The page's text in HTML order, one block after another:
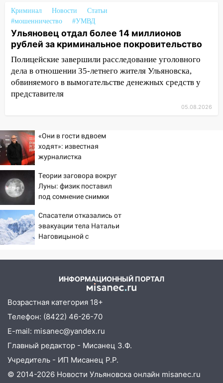
19:14
Житель Ульяновской области
подвез троих незнакомцев на трассе и
заработал уголовное дело
18:14
Ульяновской области
18:00 Мотофристайл, рок и силовой
экстрим: в Ульяновске пройдет
августа после рабочего дня: список АЗС
17:05
«Обыск» по видеосвязи: в
Ульяновске задержали 19-летнюю
сообщницу мошенников
16:12
Едва не перерезал горло: в
Вешкайме посиделки с судимым
знакомым закончились для женщины
больницей
16:06
Ульяновец отдал более 14
покровительство
15:32
летнего мопедиста
В Ульяновске после тройного ДТП
госпитализировали 25-летнего байкера
Криминал Новости
Статьи
#мошенничество
#УМВД
Ульяновец отдал более 14 миллионов
рублей за криминальное покровительство
Полицейские завершили расследование уголовного
дела в отношении 35-летнего жителя Ульяновска,
обвиняемого в вымогательстве денежных средств у
представителя
05.08.2026
«Они в гости вдвоем
ходят»: известная
журналистка
Бондарчука и Исаковой
Теории заговора вокруг
Луны: физик поставил
под сомнение снимки
Спасатели отказались от
эвакуации тела Натальи
Наговицыной с
ИНФОРМАЦИОННЫЙ ПОРТАЛ
Возрастная категория 18+
Телефон: (8422) 46-26-70
E-mail: misanec@yandex.ru
Главный редактор - Мисанец З.Ф.
Учредитель - ИП Мисанец Р.Р.
© 2014-2026 Новости Ульяновска онлайн misanec.ru